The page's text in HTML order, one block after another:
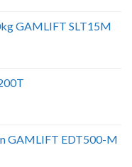
GAMLIFT SLT15M
GAMLIFT EDT500-M